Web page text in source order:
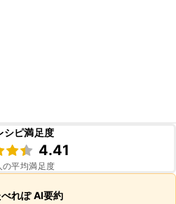
シピ満足度
4.41
の平均満足度
れぽ AI要約